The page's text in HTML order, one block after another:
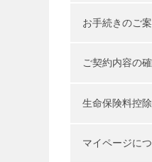
お手続きのご
ご契約内容の
生命保険料控
マイページに